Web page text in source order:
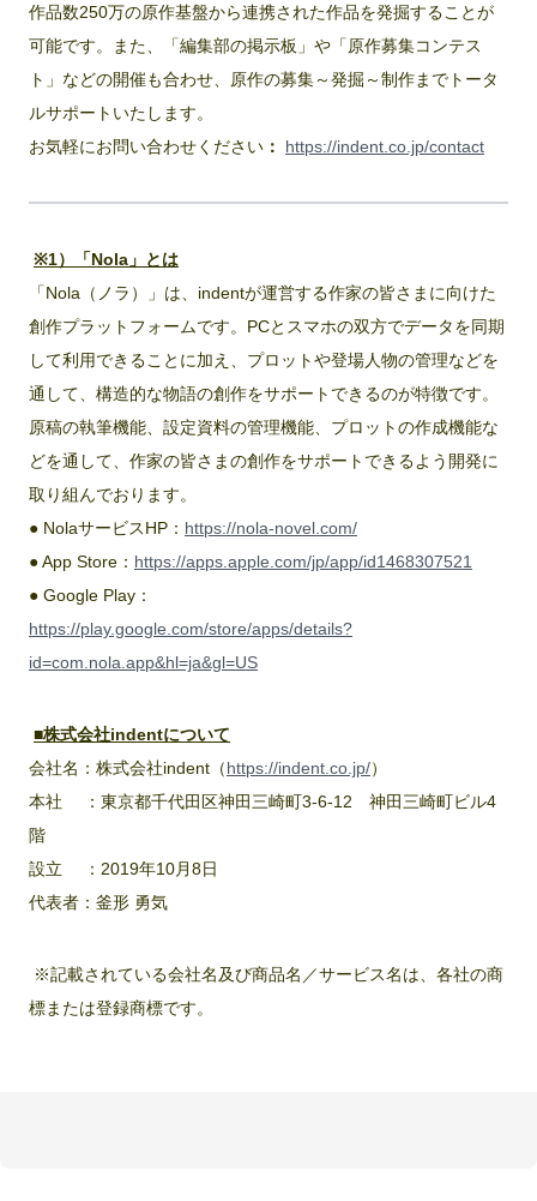
作品数250万の原作基盤から連携された作品を発掘することが
可能です。また、「編集部の掲示板」や「原作募集コンテス
ト」などの開催も合わせ、原作の募集～発掘～制作までトータ
ルサポートいたします。
お気軽にお問い合わせください ： https://indent.co.jp/contact
※1）「Nola」とは
「Nola（ノラ）」は、indentが運営する作家の皆さまに向けた
創作プラットフォームです。PCとスマホの双方でデータを同期
して利用できることに加え、プロットや登場人物の管理などを
通して、構造的な物語の創作をサポートできるのが特徴です。
原稿の執筆機能、設定資料の管理機能、プロットの作成機能な
どを通して、作家の皆さまの創作をサポートできるよう開発に
取り組んでおります。
● NolaサービスHP： https://nola-novel.com/
● App Store： https://apps.apple.com/jp/app/id1468307521
● Google Play：
https://play.google.com/store/apps/details?
id=com.nola.app&hl=ja&gl=US
■株式会社indentについて
会社名：株式会社indent（https://indent.co.jp/）
本社 ：東京都千代田区神田三崎町3‐6‐12 神田三崎町ビル4
階
設立 ：2019年10月8日
代表者：釜形 勇気
※記載されている会社名及び商品名／サービス名は、各社の商
標または登録商標です。